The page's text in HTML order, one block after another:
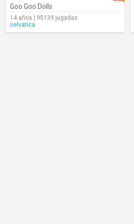
Goo Goo Dolls
14 años | 95139 jugadas
selvatica